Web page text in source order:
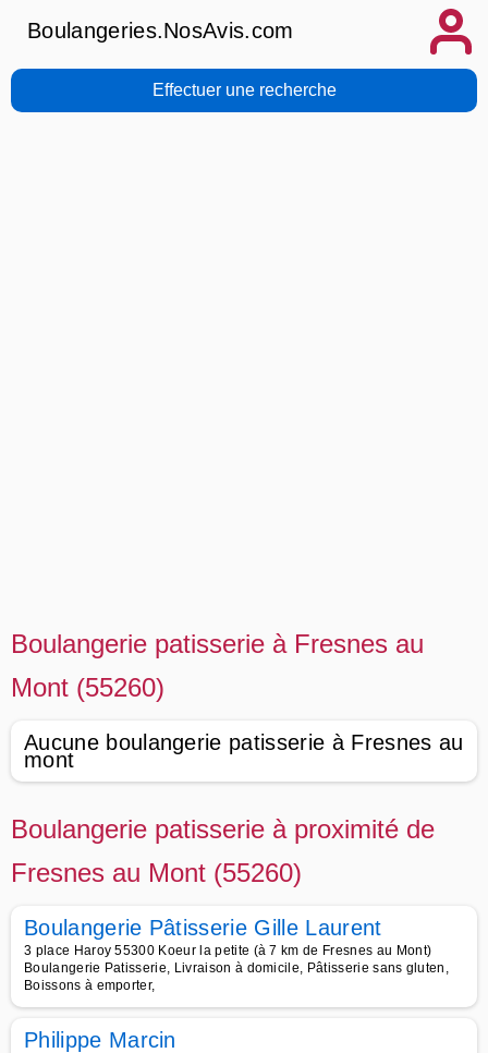
Boulangeries.NosAvis.com
Effectuer une recherche
Boulangerie patisserie à Fresnes au
Mont (55260)
Aucune boulangerie patisserie à Fresnes au
mont
Boulangerie patisserie à proximité de
Fresnes au Mont (55260)
Boulangerie Pâtisserie Gille Laurent
3 place Haroy 55300 Koeur la petite (à 7 km de Fresnes au Mont)
Boulangerie Patisserie, Livraison à domicile, Pâtisserie sans gluten,
Boissons à emporter,
Philippe Marcin